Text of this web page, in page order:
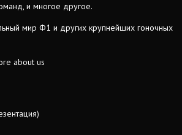
и многое другое.
мир Ф1 и других крупнейших гоночных
about us